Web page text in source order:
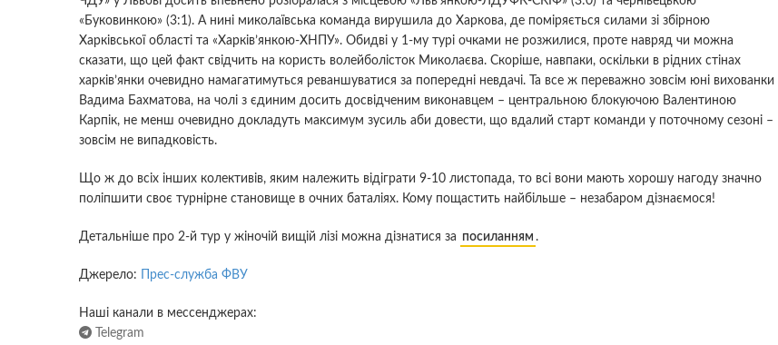
«Буковинкою» (3:1). А нині миколаївська команда вирушила до Харкова, де поміряється силами зі збірною
Харківської області та «Харків’янкою-ХНПУ». Обидві у 1-му турі очками не розжилися, проте навряд чи можна
сказати, що цей факт свідчить на користь волейболісток Миколаєва. Скоріше, навпаки, оскільки в рідних стінах
харків’янки очевидно намагатимуться реваншуватися за попередні невдачі. Та все ж переважно зовсім юні вихованки
Вадима Бахматова, на чолі з єдиним досить досвідченим виконавцем – центральною блокуючою Валентиною
Карпік, не менш очевидно докладуть максимум зусиль аби довести, що вдалий старт команди у поточному сезоні –
зовсім не випадковість.
Що ж до всіх інших колективів, яким належить відіграти 9-10 листопада, то всі вони мають хорошу нагоду значно
поліпшити своє турнірне становище в очних баталіях. Кому пощастить найбільше – незабаром дізнаємося!
Детальніше про 2-й тур у жіночій вищій лізі можна дізнатися за посиланням .
Джерело: Прес-служба ФВУ
Наші канали в мессенджерах:
Telegram